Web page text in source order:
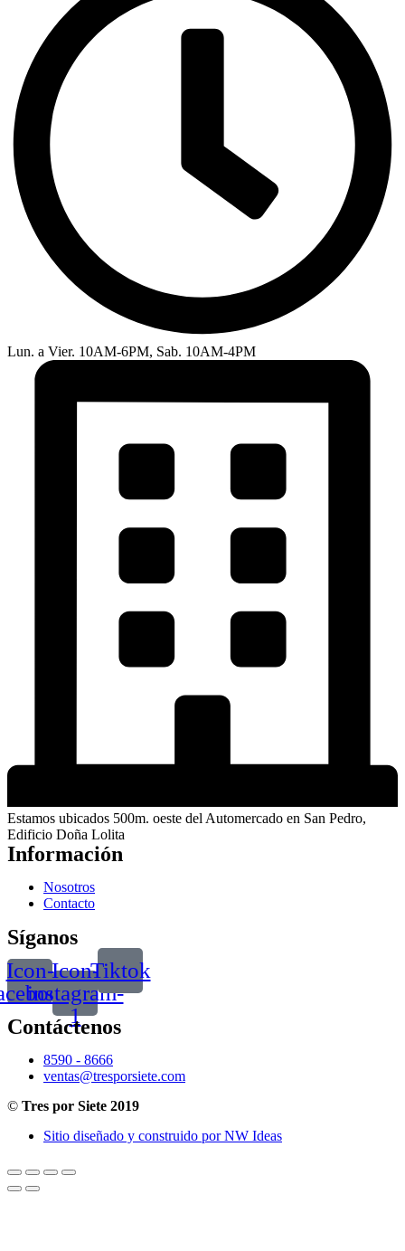
Lun. a Vier. 10AM-6PM, Sab. 10AM-4PM
Estamos ubicados 500m. oeste del Automercado en San Pedro,
Edificio Doña Lolita
Información
Nosotros
Contacto
Síganos
Icon-Icon-
instagram-
1
Tiktok
Contáctenos
8590 - 8666
ventas@tresporsiete.com
© Tres por Siete 2019
Sitio diseñado y construido por NW Ideas